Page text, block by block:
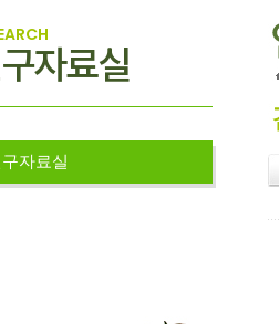
자료실
자료실